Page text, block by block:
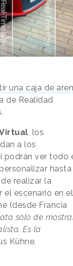
una caja de
de Realidad
, los
a los
podrán ver todo
hasta
realizar la
el escenario en el
(desde Francia
sólo de
Es la
Kühne,